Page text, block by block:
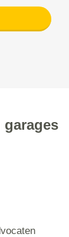
garages